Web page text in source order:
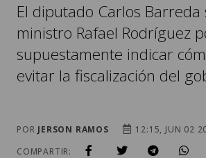
El diputado Carlos Barreda
ministro Rafael Rodríguez
supuestamente indicar
evitar la fiscalización del
POR JERSON RAMOS
12:15, JUN 02
COMPARTIR: